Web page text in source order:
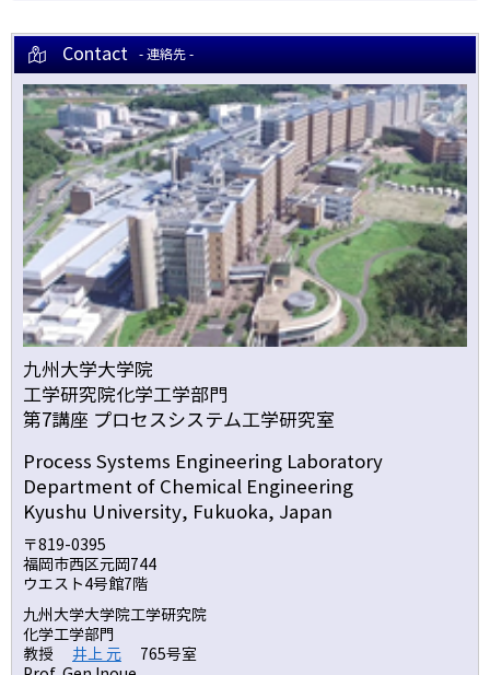
Contact - 連絡先 -
九州大学大学院
工学研究院化学工学部門
第7講座 プロセスシステム工学研究室
Process Systems Engineering Laboratory
Department of Chemical Engineering
Kyushu University, Fukuoka, Japan
〒819-0395
福岡市西区元岡744
ウエスト4号館7階
九州大学大学院工学研究院
化学工学部門
教授 井上 元 765号室